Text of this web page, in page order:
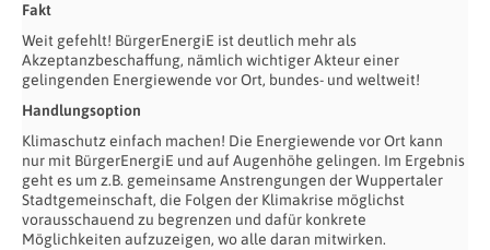
Fakt
Weit gefehlt! BürgerEnergiE ist deutlich mehr als
Akzeptanzbeschaffung, nämlich wichtiger Akteur einer
gelingenden Energiewende vor Ort, bundes- und weltweit!
Handlungsoption
Klimaschutz einfach machen! Die Energiewende vor Ort kann
nur mit BürgerEnergiE und auf Augenhöhe gelingen. Im Ergebnis
geht es um z.B. gemeinsame Anstrengungen der Wuppertaler
Stadtgemeinschaft, die Folgen der Klimakrise möglichst
vorausschauend zu begrenzen und dafür konkrete
Möglichkeiten aufzuzeigen, wo alle daran mitwirken.